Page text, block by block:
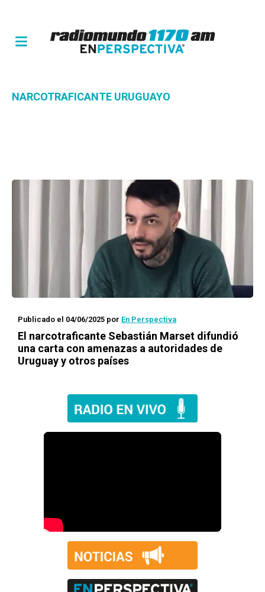
NARCOTRAFICANTE URUGUAYO
Publicado el 04/06/2025 por En Perspectiva
El narcotraficante Sebastián Marset difundió
una carta con amenazas a autoridades de
Uruguay y otros países